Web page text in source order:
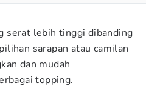
serat lebih tinggi dibanding
sarapan atau camilan
dan mudah
topping.